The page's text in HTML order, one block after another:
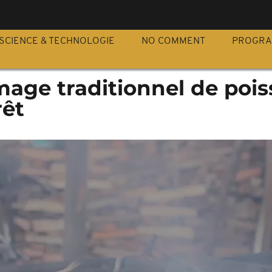
SCIENCE & TECHNOLOGIE NO COMMENT
traditionnel de